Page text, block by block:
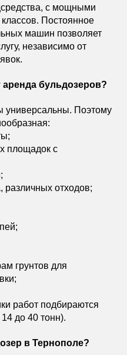
с мощными
Постоянное
машин позволяет
независимо от
аренда бульдозеров?
универсальны. Поэтому
площадок с
различных отходов;
грунтов для
работ подбираются
до 40 тонн).
в Тернополе?